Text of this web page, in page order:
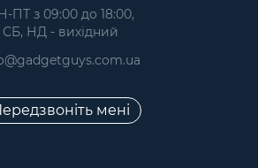
ПТ з 09:00 до 18:00,
СБ, НД - вихідний
мені